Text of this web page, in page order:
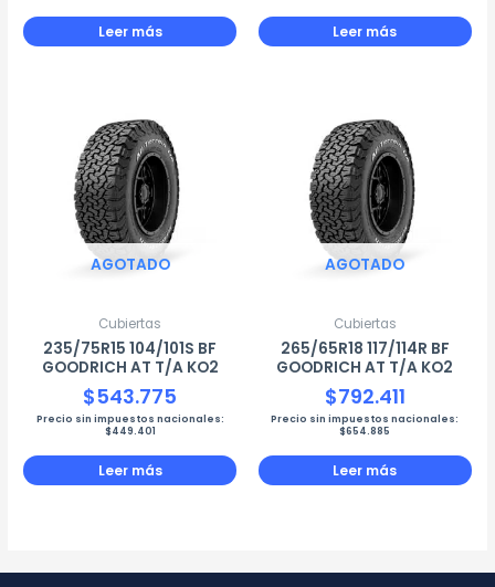
Leer más Leer más
AGOTADO
Cubiertas
235/75R15 104/101S BF
GOODRICH AT T/A KO2
$543.775
Precio sin impuestos nacionales:
$449.401
Leer más
AGOTADO
Cubiertas
265/65R18 117/114R BF
GOODRICH AT T/A KO2
$792.411
Precio sin impuestos nacionales:
$654.885
Leer más